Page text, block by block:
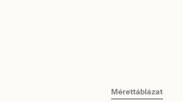
Mérettáblázat